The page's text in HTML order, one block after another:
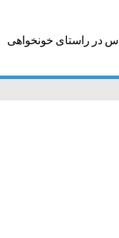
در راستای خونخواهی